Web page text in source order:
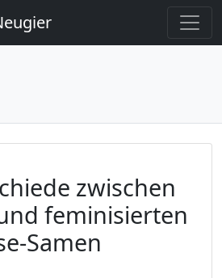
zwischen
feminisierten
Samen